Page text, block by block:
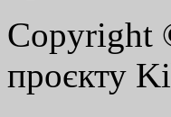
Copyright
проєкту